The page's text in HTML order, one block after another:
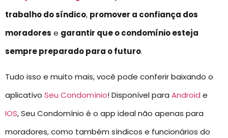
trabalho do síndico, promover a confiança dos
moradores e garantir que o condomínio esteja
sempre preparado para o futuro.
Tudo isso e muito mais, você pode conferir baixando o
aplicativo Seu Condomínio! Disponível para Android e
IOS, Seu Condomínio é o app ideal não apenas para
moradores, como também síndicos e funcionários do